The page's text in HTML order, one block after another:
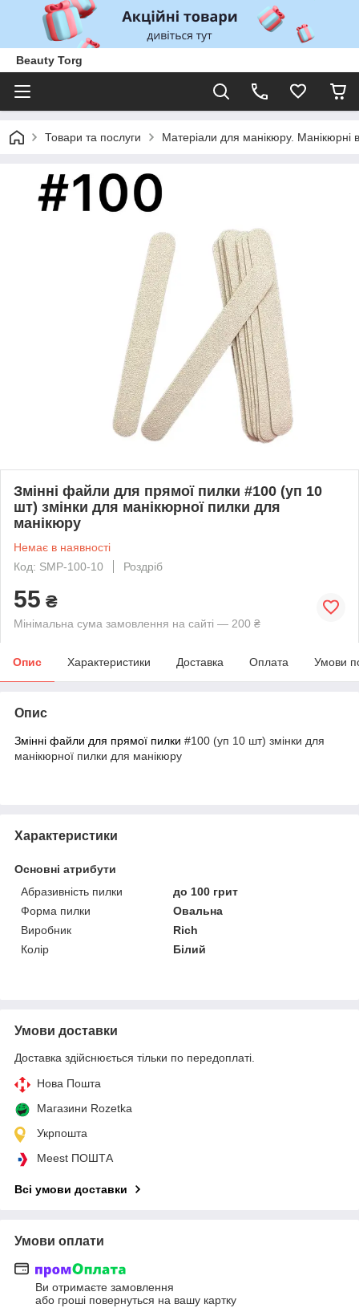
Beauty Torg
Товари та послуги Матеріали для манікюру. Манікюрні
Змінні файли для прямої пилки #100 (уп 10
шт) змінки для манікюрної пилки для
манікюру
Немає в наявності
Код: SMP-100-10
Роздріб
55 ₴
Мінімальна сума замовлення на сайті — 200 ₴
Опис Характеристики Доставка Оплата Умови
Опис
Змінні файли для прямої пилки #100 (уп 10 шт) змінки для
манікюрної пилки для манікюру
Характеристики
Основні атрибути
Абразивність пилки
до 100 грит
Форма пилки
Овальна
Виробник
Rich
Колір
Білий
Умови доставки
Доставка здійснюється тільки по передоплаті.
Нова Пошта
Магазини Rozetka
Укрпошта
Meest ПОШТА
Всі умови доставки
Умови оплати
Ви отримаєте замовлення
або гроші повернуться на вашу картку